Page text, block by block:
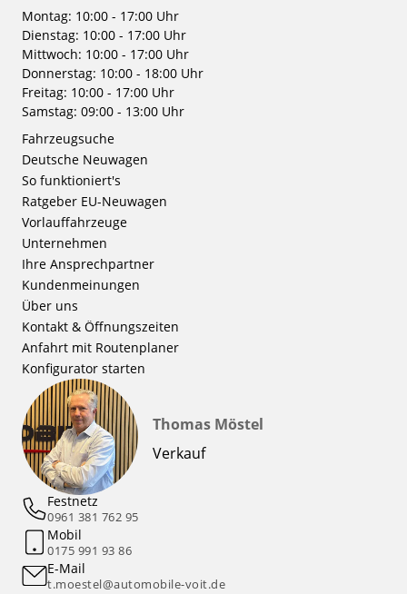
Montag: 10:00 - 17:00 Uhr
Dienstag: 10:00 - 17:00 Uhr
Mittwoch: 10:00 - 17:00 Uhr
Donnerstag: 10:00 - 18:00 Uhr
Freitag: 10:00 - 17:00 Uhr
Samstag: 09:00 - 13:00 Uhr
Fahrzeugsuche
Deutsche Neuwagen
So funktioniert's
Ratgeber EU-Neuwagen
Vorlauffahrzeuge
Unternehmen
Ihre Ansprechpartner
Kundenmeinungen
Über uns
Kontakt & Öffnungszeiten
Anfahrt mit Routenplaner
Konfigurator starten
Thomas Möstel
Verkauf
Festnetz
0961 381 762 95
Mobil
0175 991 93 86
E-Mail
t.moestel@automobile-voit.de